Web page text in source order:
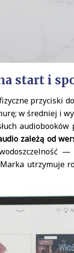
start i
przyciski
w średniej i
zależą od
utrzymuje